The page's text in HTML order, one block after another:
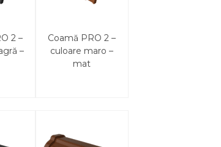
2 –
–
Coamă PRO 2 –
culoare maro –
mat